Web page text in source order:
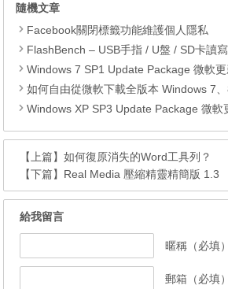
隨機文章
Facebook關閉標籤功能維護個人隱私
FlashBench – USB手指 / U盤 / SD卡讀
Windows 7 SP1 Update Package 微軟更新
如何自由從微軟下載全版本 Windows 7
Windows XP SP3 Update Package 微軟更新
【上篇】如何復原消失的Word工具列？
【下篇】 Real Media 壓縮精靈精簡版 1.3
給我留言
暱稱（必填）
郵箱（必填）